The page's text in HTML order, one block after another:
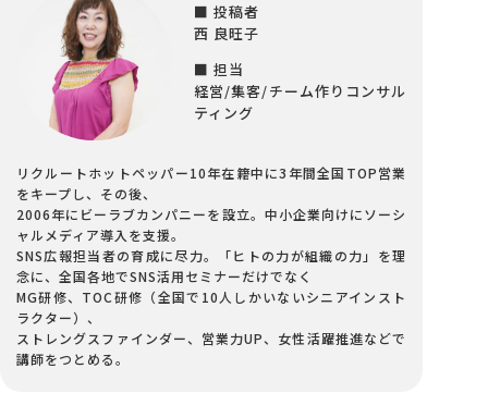
■ 投稿者
西 良旺子
■ 担当
経営/集客/チーム作りコンサル
ティング
リクルートホットペッパー10年在籍中に3年間全国TOP営業
をキープし、その後、
2006年にビーラブカンパニーを設立。中小企業向けにソーシ
ャルメディア導入を支援。
SNS広報担当者の育成に尽力。「ヒトの力が組織の力」を理
念に、全国各地でSNS活用セミナーだけでなく
MG研修、TOC研修（全国で10人しかいないシニアインスト
ラクター）、
ストレングスファインダー、営業力UP、女性活躍推進などで
講師をつとめる。